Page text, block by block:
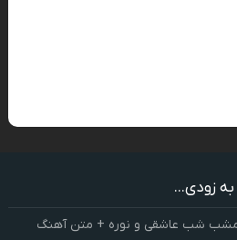
به زودی...
امشب شب عاشقی و نوره + متن آهنگ